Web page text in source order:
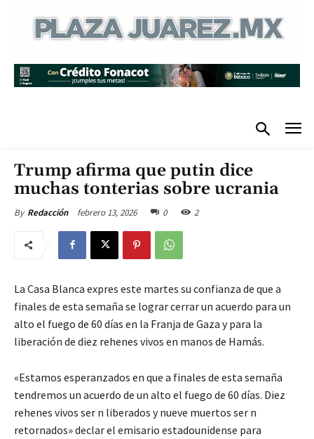
Trump afirma que putin dice
muchas tonterias sobre ucrania
By Redacción febrero 13, 2026 0 2
La Casa Blanca expres este martes su confianza de que a
finales de esta semaña se lograr cerrar un acuerdo para un
alto el fuego de 60 días en la Franja de Gaza y para la
liberación de diez rehenes vivos en manos de Hamás.
«Estamos esperanzados en que a finales de esta semaña
tendremos un acuerdo de un alto el fuego de 60 días. Diez
rehenes vivos ser n liberados y nueve muertos ser n
retornados» declar el emisario estadounidense para